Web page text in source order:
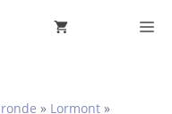
» Lormont »